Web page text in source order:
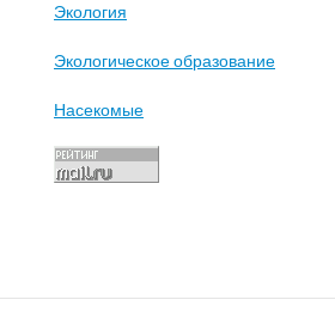
Экология
Экологическое образование
Насекомые